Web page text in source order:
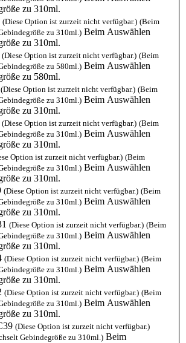
zu 310ml.
(Diese Option ist zurzeit nicht verfügbar.) (Beim
zu 310ml.) Beim Auswählen
zu 310ml.
(Diese Option ist zurzeit nicht verfügbar.) (Beim
zu 580ml.) Beim Auswählen
zu 580ml.
(Diese Option ist zurzeit nicht verfügbar.) (Beim
zu 310ml.) Beim Auswählen
zu 310ml.
(Diese Option ist zurzeit nicht verfügbar.) (Beim
zu 310ml.) Beim Auswählen
zu 310ml.
Option ist zurzeit nicht verfügbar.) (Beim
zu 310ml.) Beim Auswählen
zu 310ml.
(Diese Option ist zurzeit nicht verfügbar.) (Beim
zu 310ml.) Beim Auswählen
zu 310ml.
(Diese Option ist zurzeit nicht verfügbar.) (Beim
zu 310ml.) Beim Auswählen
zu 310ml.
(Diese Option ist zurzeit nicht verfügbar.) (Beim
zu 310ml.) Beim Auswählen
zu 310ml.
(Diese Option ist zurzeit nicht verfügbar.) (Beim
zu 310ml.) Beim Auswählen
zu 310ml.
(Diese Option ist zurzeit nicht verfügbar.)
Gebindegröße zu 310ml.) Beim